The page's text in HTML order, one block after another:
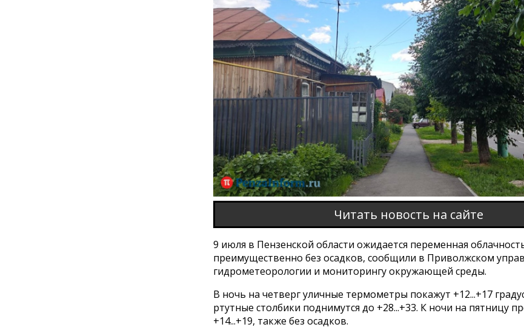
Читать новость на сайте
9 июля в Пензенской области ожидается переменная
преимущественно без осадков, сообщили в Приволжском
гидрометеорологии и мониторингу окружающей среды.
В ночь на четверг уличные термометры покажут +12...+17
ртутные столбики поднимутся до +28...+33. К ночи на пятницу
+14...+19, также без осадков.